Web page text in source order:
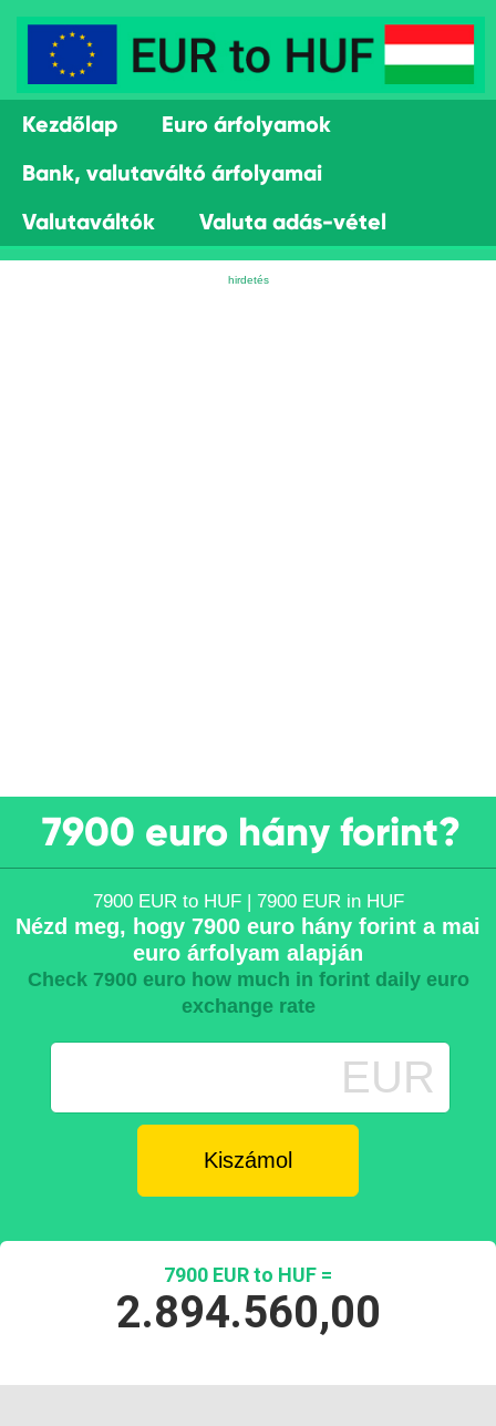
Kezdőlap
Euro árfolyamok
Bank, valutaváltó árfolyamai
Valutaváltók
Valuta adás-vétel
7900 euro hány forint?
7900 EUR to HUF | 7900 EUR in HUF
Nézd meg, hogy 7900 euro hány forint a mai
euro árfolyam alapján
Check 7900 euro how much in forint daily euro
exchange rate
EUR
7900 EUR to HUF =
2.894.560,00